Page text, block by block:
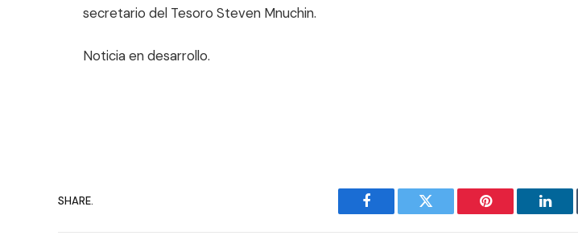
secretario del Tesoro Steven Mnuchin.
Noticia en desarrollo.
SHARE.
Facebook Twitter Pinterest